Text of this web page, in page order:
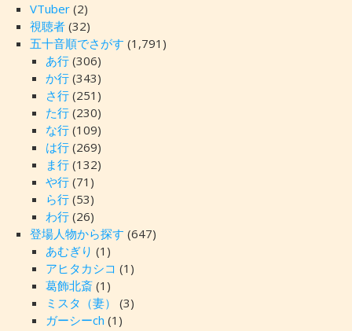
VTuber(2)
視聴者(32)
五十音順でさがす (1,791)
あ行(306)
か行(343)
さ行(251)
た行(230)
な行(109)
は行(269)
ま行(132)
や行(71)
ら行(53)
わ行(26)
登場人物から探す (647)
あむぎり (1)
アヒタカシコ (1)
葛飾北斎(1)
ミスタ（妻）
(3)
ガーシーch (1)